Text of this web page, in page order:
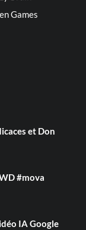
Games
et Don
#mova
IA Google